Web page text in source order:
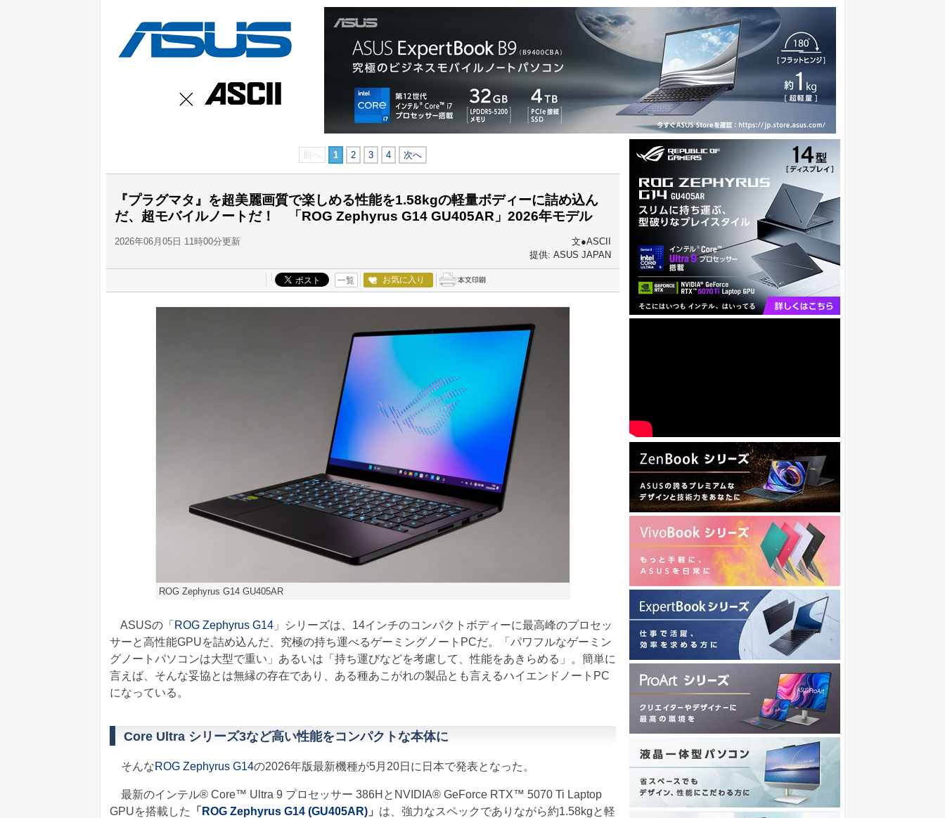
前へ 1 2 3 4 次へ
『プラグマタ』を超美麗画質で楽しめる性能を1.58kgの軽量ボディーに詰め込ん
だ、超モバイルノートだ！ 「ROG Zephyrus G14 GU405AR」2026年モデル
2026年06月05日 11時00分更新
文●ASCII
提供: ASUS JAPAN
一覧 お気に入り
ROG Zephyrus G14 GU405AR
ASUSの「 ROG Zephyrus G14 」シリーズは、14インチのコンパクトボディーに最高峰のプロセッ
サーと高性能GPUを詰め込んだ、究極の持ち運べるゲーミングノートPCだ。「パワフルなゲーミン
グノートパソコンは大型で重い」あるいは「持ち運びなどを考慮して、性能をあきらめる」。簡単に
言えば、そんな妥協とは無縁の存在であり、ある種あこがれの製品とも言えるハイエンドノートPC
になっている。
Core Ultra シリーズ3など高い性能をコンパクトな本体に
そんなROG Zephyrus G14の2026年版最新機種が5月20日に日本で発表となった。
最新のインテル® Core™ Ultra 9 プロセッサー 386HとNVIDIA® GeForce RTX™ 5070 Ti Laptop
GPUを搭載した
「 ROG Zephyrus G14 (GU405AR) 」 は、強力なスペックでありながら約1.58kgと軽